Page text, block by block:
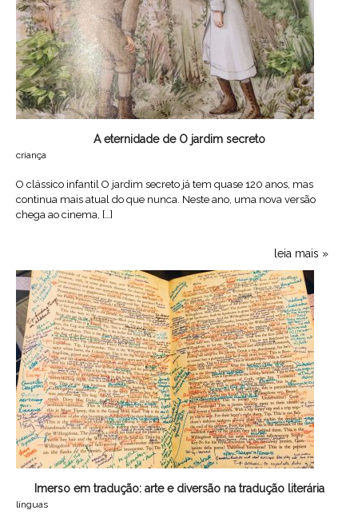
A eternidade de O jardim secreto
criança
O clássico infantil O jardim secreto já tem quase 120 anos, mas
continua mais atual do que nunca. Neste ano, uma nova versão
chega ao cinema, […]
leia mais
Imerso em tradução: arte e diversão na tradução literária
línguas